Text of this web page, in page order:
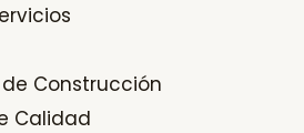
Construcción
Calidad